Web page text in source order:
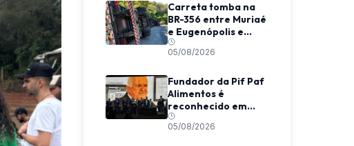
Carreta tomba na
BR-356 entre Muriaé
e Eugenópolis e
mobiliza equipes de
resgate
05/08/2026
Fundador da Pif Paf
Alimentos é
reconhecido em
evento nacional em
São Paulo
05/08/2026